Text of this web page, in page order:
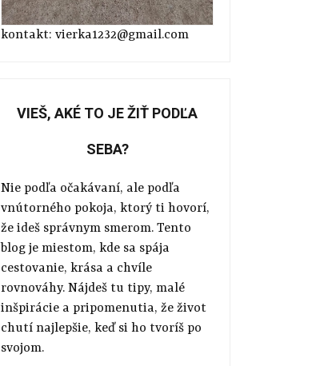
kontakt: vierka1232@gmail.com
VIEŠ, AKÉ TO JE ŽIŤ PODĽA
SEBA?
Nie podľa očakávaní, ale podľa
vnútorného pokoja, ktorý ti hovorí,
že ideš správnym smerom. Tento
blog je miestom, kde sa spája
cestovanie, krása a chvíle
rovnováhy. Nájdeš tu tipy, malé
inšpirácie a pripomenutia, že život
chutí najlepšie, keď si ho tvoríš po
svojom.